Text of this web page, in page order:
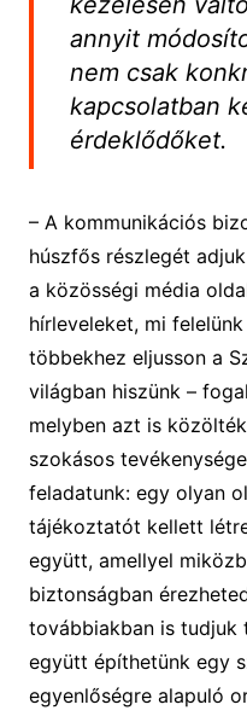
annyit
nem csak
kapcsolatban
érdeklődőket.
– A kommunikációs
húszfős részlegét
a közösségi média
hírleveleket, mi
többekhez eljusson a
világban hiszünk –
melyben azt is
szokásos
feladatunk: egy olyan
tájékoztatót kellett
együtt, amellyel
biztonságban
továbbiakban is tudjuk
együtt építhetünk egy
egyenlőségre alapuló